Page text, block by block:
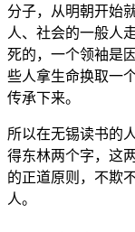
分子，从明朝开始
人、社会的一般人
死的，一个领袖是
些人拿生命换取一
传承下来。
所以在无锡读书的
得东林两个字，这
的正道原则，不欺
人。